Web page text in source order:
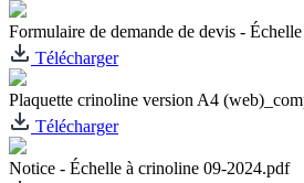
Formulaire de demande de devis -
Télécharger
Plaquette crinoline version A4
Télécharger
Notice - Échelle à crinoline 09-2024.pdf